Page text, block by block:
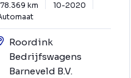
km
10-2020
Roordink
Bedrijfswagens
Barneveld B.V.